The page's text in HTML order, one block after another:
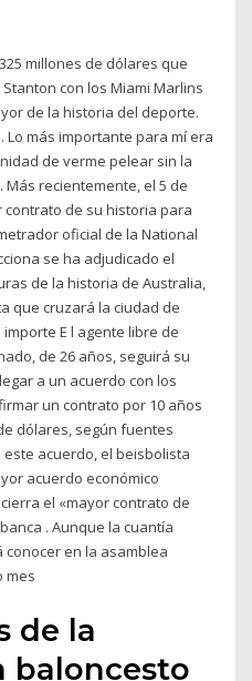
millones de dólares que
con los Miami Marlins
de la historia del deporte.
Lo más importante para mí era
de verme pelear sin la
recientemente, el 5 de
contrato de su historia para
oficial de la National
se ha adjudicado el
de la historia de Australia,
que cruzará la ciudad de
E l agente libre de
de 26 años, seguirá su
a un acuerdo con los
un contrato por 10 años
dólares, según fuentes
este acuerdo, el beisbolista
acuerdo económico
el «mayor contrato de
. Aunque la cuantía
en la asamblea
mes
de la
baloncesto